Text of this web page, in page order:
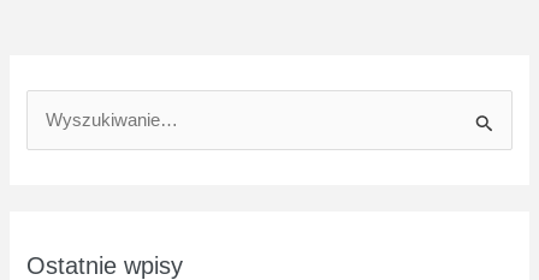
Ostatnie wpisy